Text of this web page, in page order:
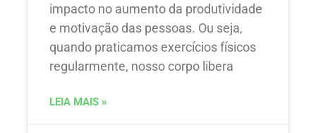
impacto no aumento da produtividade
e motivação das pessoas. Ou seja,
quando praticamos exercícios físicos
regularmente, nosso corpo libera
LEIA MAIS »